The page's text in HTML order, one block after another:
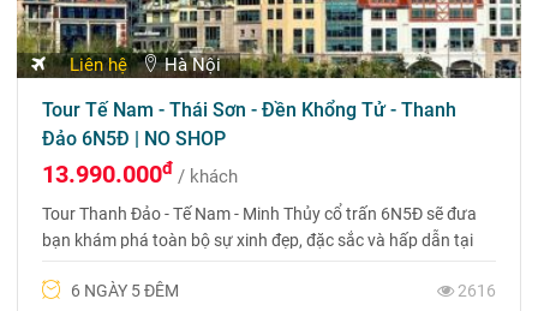
Liên hệ Hà Nội
Tour Tế Nam - Thái Sơn - Đền Khổng Tử - Thanh
Đảo 6N5Đ | NO SHOP
13.990.000đ / khách
Tour Thanh Đảo - Tế Nam - Minh Thủy cổ trấn 6N5Đ sẽ đưa
bạn khám phá toàn bộ sự xinh đẹp, đặc sắc và hấp dẫn tại
6 NGÀY 5 ĐÊM
2616